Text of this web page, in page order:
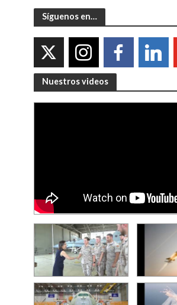
Síguenos en…
Nuestros videos